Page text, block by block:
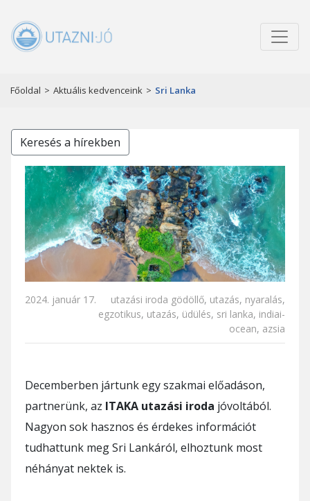
Főoldal > Aktuális kedvenceink > Sri Lanka
Keresés a hírekben
2024. január 17. utazási iroda gödöllő, utazás, nyaralás,
egzotikus, utazás, üdülés, sri lanka, indiai-
ocean, azsia
Decemberben jártunk egy szakmai előadáson,
partnerünk, az ITAKA utazási iroda jóvoltából.
Nagyon sok hasznos és érdekes információt
tudhattunk meg Sri Lankáról, elhoztunk most
néhányat nektek is.